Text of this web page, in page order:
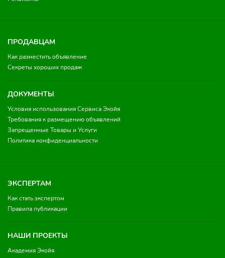
ПРОДАВЦАМ
Как разместить объявление
Секреты хороших продаж
ДОКУМЕНТЫ
Условия использования Сервиса Экойя
Требования к размещению объявлений
Запрещенные Товары и Услуги
Политика конфиденциальности
ЭКСПЕРТАМ
Как стать экспертом
Правила публикации
НАШИ ПРОЕКТЫ
Академия Экойя